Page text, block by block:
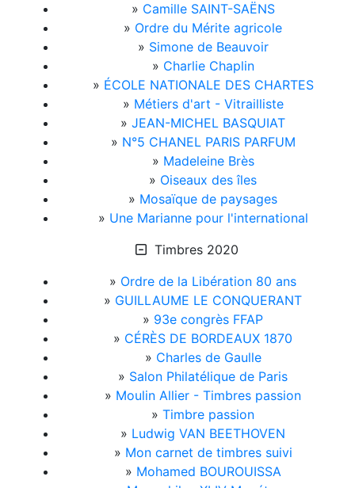
» Camille SAINT-SAËNS
» Ordre du Mérite agricole
» Simone de Beauvoir
» Charlie Chaplin
» ÉCOLE NATIONALE DES CHARTES
» Métiers d'art - Vitrailliste
» JEAN-MICHEL BASQUIAT
» N°5 CHANEL PARIS PARFUM
» Madeleine Brès
» Oiseaux des îles
» Mosaïque de paysages
» Une Marianne pour l'international
Timbres 2020
» Ordre de la Libération 80 ans
» GUILLAUME LE CONQUERANT
» 93e congrès FFAP
» CÉRÈS DE BORDEAUX 1870
» Charles de Gaulle
» Salon Philatélique de Paris
» Moulin Allier - Timbres passion
» Timbre passion
» Ludwig VAN BEETHOVEN
» Mon carnet de timbres suivi
» Mohamed BOUROUISSA